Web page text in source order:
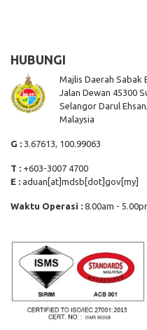
HUBUNGI
Majlis Daerah Sabak
Jalan Dewan 45300
Selangor Darul Ehsan,
Malaysia
G : 3.67613, 100.99063
T : +603-3007 4700
E : aduan[at]mdsb[dot]gov[my]
Waktu Operasi : 8.00am -